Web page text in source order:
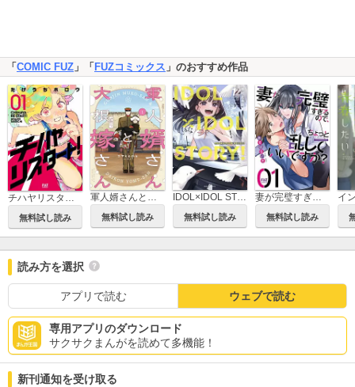
「COMIC FUZ 」「FUZコミックス 」のおすすめ作品
無料試し読み
軍人婿さんと大根嫁さん
無料試し読み
IDOL×IDOL STORY！
無料試し読み
妻が完璧すぎるので、ちょっと乱していいですか？
無料試し読み
読み方を選択
アプリで読む ウェブで読む
専用アプリのダウンロード
サクサクまんがを読めて多機能！
新刊通知を受け取る